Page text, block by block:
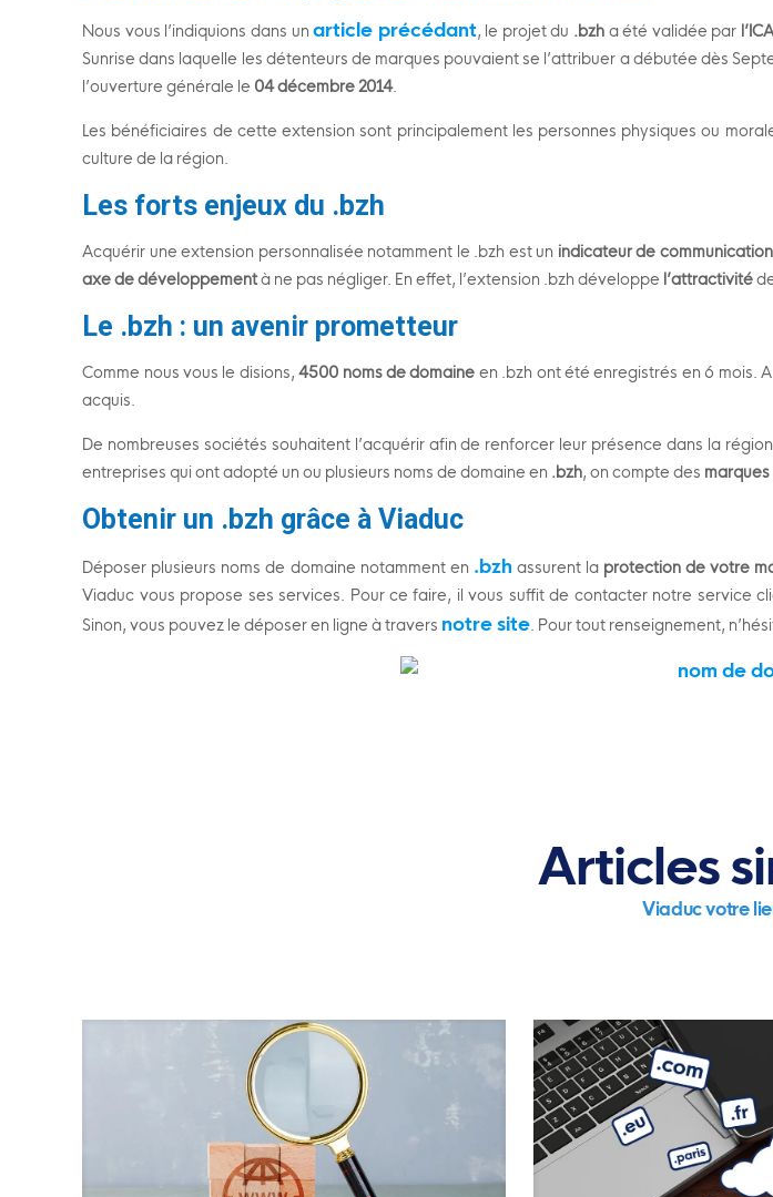
Nous vous l’indiquions dans unarticle précédant, le projet du .bzh a été validée par
Sunrise dans laquelle les détenteurs de marques pouvaient se l’attribuer a débutée dès
l’ouverture générale le 04 décembre 2014.
Les bénéficiaires de cette extension sont principalement les personnes physiques ou
culture de la région.
Les forts enjeux du .bzh
Acquérir une extension personnalisée notamment le .bzh est un indicateur de communication
axe de développementà ne pas négliger. En effet, l’extension .bzh développe l’attractivité
Le .bzh : un avenir prometteur
Comme nous vous le disions, 4500 noms de domaine en .bzh ont été enregistrés en 6 mois.
acquis.
De nombreuses sociétés souhaitent l’acquérir afin de renforcer leur présence dans la
entreprises qui ont adopté un ou plusieurs noms de domaine en .bzh, on compte des
Obtenir un .bzh grâce à Viaduc
Déposer plusieurs noms de domaine notamment en .bzh assurent la protection de votre
Viaduc vous propose ses services. Pour ce faire, il vous suffit de contacter notre service
Sinon, vous pouvez le déposer en ligne à travers notre site. Pour tout renseignement,
Articles
Viaduc votre